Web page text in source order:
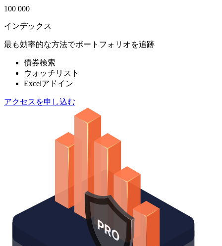
100 000
インデックス
最も効率的な方法でポートフォリオを追跡
債券検索
ウォッチリスト
Excelアドイン
アクセスを申し込む